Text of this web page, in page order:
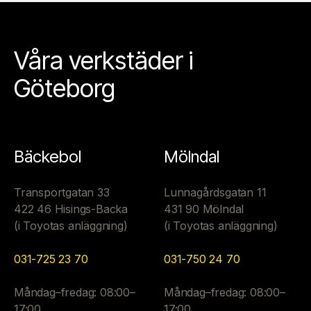
Våra verkstäder i
Göteborg
Bäckebol
Transportgatan 33
422 46 Hisings-Backa
(i Toyotas anläggning)
031-725 23 70
Måndag–fredag: 08:00–
Mölndal
Lunnagårdsgatan 11
431 90 Mölndal
(i Toyotas anläggning)
031-750 24 70
Måndag–fredag: 08:00–